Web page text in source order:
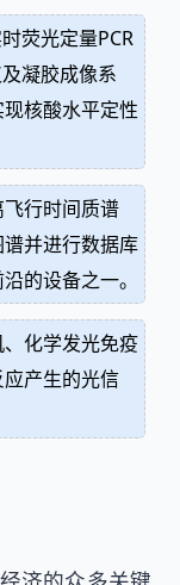
荧光定量PCR
凝胶成像系
核酸水平定性
行时间质谱
并进行数据库
的设备之一。
化学发光免疫
产生的光信